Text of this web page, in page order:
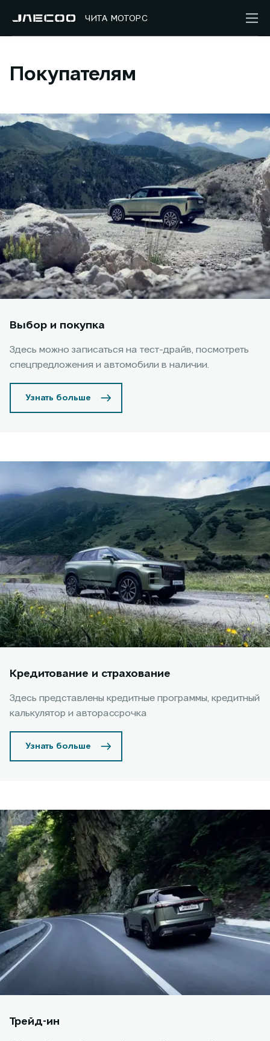
ЧИТА МОТОРС
Покупателям
Выбор и покупка
Здесь можно записаться на тест-драйв, посмотреть
спецпредложения и автомобили в наличии.
Узнать больше
Кредитование и страхование
Здесь представлены кредитные программы, кредитный
калькулятор и авторассрочка
Узнать больше
Трейд-ин